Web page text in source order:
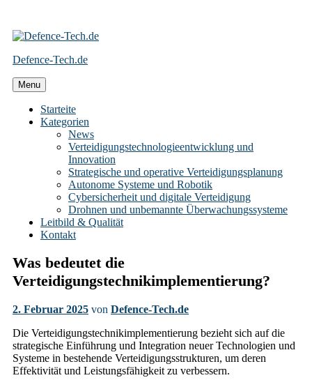
Skip
content
Defence-Tech.de
Menu
Starteite
Kategorien
News
Verteidigungstechnologieentwicklung und
Innovation
Strategische und operative Verteidigungsplanung
Autonome Systeme und Robotik
Cybersicherheit und digitale Verteidigung
Drohnen und unbemannte Überwachungssysteme
Leitbild & Qualität
Kontakt
Was bedeutet die
Verteidigungstechnikimplementierung?
2. Februar 2025 von Defence-Tech.de
Die Verteidigungstechnikimplementierung bezieht sich auf die
strategische Einführung und Integration neuer Technologien und
Systeme in bestehende Verteidigungsstrukturen, um deren
Effektivität und Leistungsfähigkeit zu verbessern.